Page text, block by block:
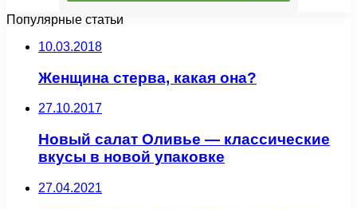
Популярные статьи
10.03.2018
Женщина стерва, какая она?
27.10.2017
Новый салат Оливье — классические
вкусы в новой упаковке
27.04.2021